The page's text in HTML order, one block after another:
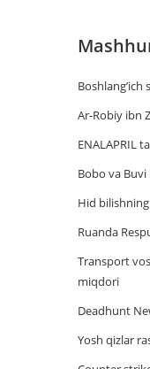
Ar-Robiy ibn
ENALAPRIL
Bobo va
Hid
Ruanda
Trаnsport
miqdori
Deadhunt
Yosh qizlar